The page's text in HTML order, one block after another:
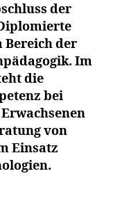
der
der
Im
die
bei
von
Einsatz